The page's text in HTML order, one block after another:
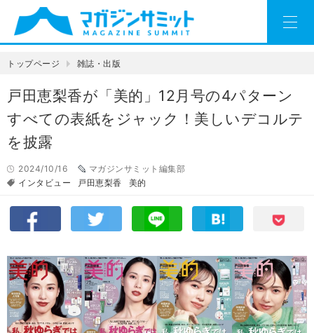
トップページ 雑誌・出版
戸田恵梨香が「美的」12月号の4パターン
すべての表紙をジャック！美しいデコルテ
を披露
2024/10/16
マガジンサミット編集部
インタビュー
戸田恵梨香 美的